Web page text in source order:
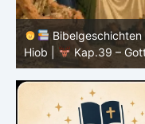
| 04.08.2026 |
wilden Tiere